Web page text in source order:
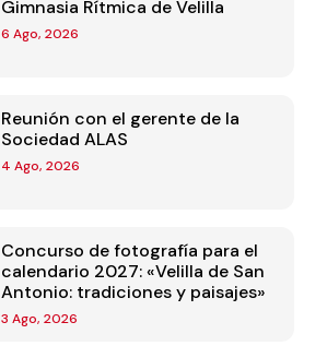
Gimnasia Rítmica de Velilla
6 Ago, 2026
Reunión con el gerente de la
Sociedad ALAS
4 Ago, 2026
Concurso de fotografía para el
calendario 2027: «Velilla de San
Antonio: tradiciones y paisajes»
3 Ago, 2026